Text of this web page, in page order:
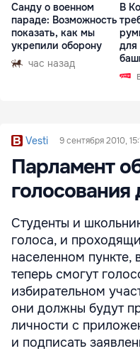
Санду о военном
параде: Возможность
показать, как мы
укрепили оборону
час назад
В
для
Vesti 9 сентября 2010,
Парламент
голосования
Студенты и
голоса, и
населенном
теперь смогут
избирательном
они должны будут
личности с
и подписать